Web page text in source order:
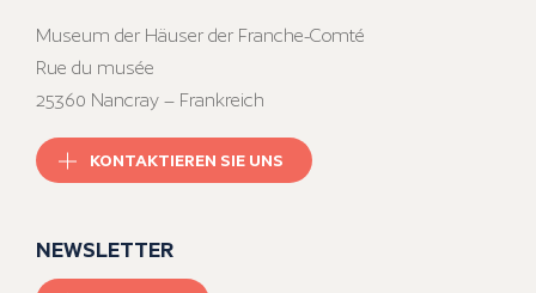
Museum der Häuser der Franche-Comté
Rue du musée
25360 Nancray – Frankreich
KONTAKTIEREN SIE UNS
NEWSLETTER